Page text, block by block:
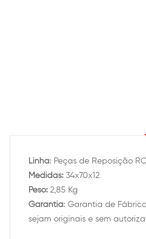
Linha: Peças de Reposição
Medidas: 34x70x12
Peso: 2,85 Kg
Garantia: Garantia de
sejam originais e sem